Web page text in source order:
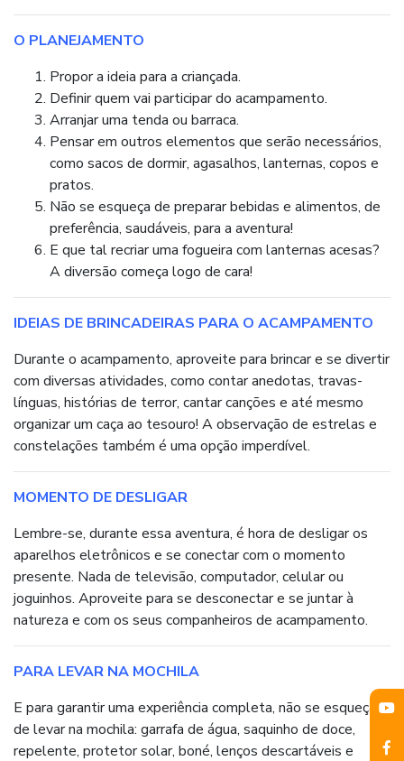
O PLANEJAMENTO
Propor a ideia para a criançada.
Definir quem vai participar do acampamento.
Arranjar uma tenda ou barraca.
Pensar em outros elementos que serão necessários,
como sacos de dormir, agasalhos, lanternas, copos e
pratos.
Não se esqueça de preparar bebidas e alimentos, de
preferência, saudáveis, para a aventura!
E que tal recriar uma fogueira com lanternas acesas?
A diversão começa logo de cara!
IDEIAS DE BRINCADEIRAS PARA O ACAMPAMENTO
Durante o acampamento, aproveite para brincar e se divertir
com diversas atividades, como contar anedotas, travas-
línguas, histórias de terror, cantar canções e até mesmo
organizar um caça ao tesouro! A observação de estrelas e
constelações também é uma opção imperdível.
MOMENTO DE DESLIGAR
Lembre-se, durante essa aventura, é hora de desligar os
aparelhos eletrônicos e se conectar com o momento
presente. Nada de televisão, computador, celular ou
joguinhos. Aproveite para se desconectar e se juntar à
natureza e com os seus companheiros de acampamento.
PARA LEVAR NA MOCHILA
E para garantir uma experiência completa, não se esqueça
de levar na mochila: garrafa de água, saquinho de doce,
repelente, protetor solar, boné, lenços descartáveis e